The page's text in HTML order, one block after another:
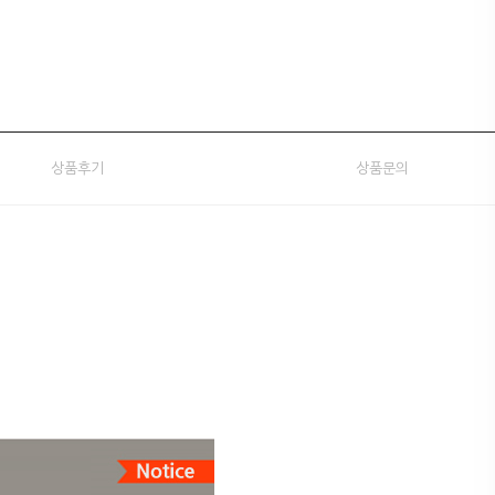
상품후기 상품문의